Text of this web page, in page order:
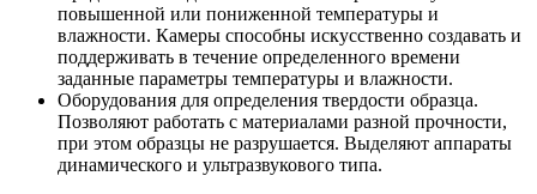
повышенной или пониженной температуры и
влажности. Камеры способны искусственно создавать и
поддерживать в течение определенного времени
заданные параметры температуры и влажности.
Оборудования для определения твердости образца.
Позволяют работать с материалами разной прочности,
при этом образцы не разрушается. Выделяют аппараты
динамического и ультразвукового типа.